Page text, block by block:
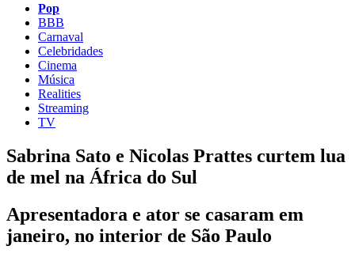
Pop
BBB
Carnaval
Celebridades
Cinema
Música
Realities
Streaming
TV
Sabrina Sato e Nicolas Prattes curtem lua
de mel na África do Sul
Apresentadora e ator se casaram em
janeiro, no interior de São Paulo